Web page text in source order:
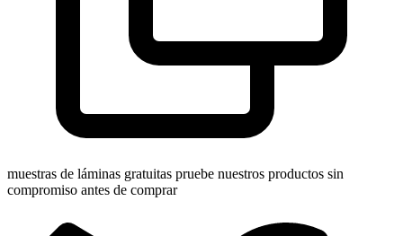
muestras de láminas gratuitas pruebe nuestros productos sin
compromiso antes de comprar